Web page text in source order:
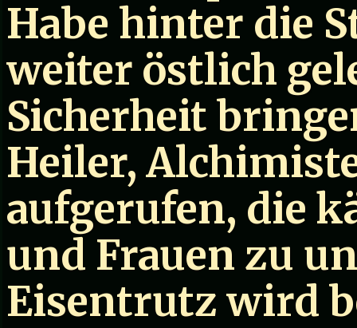
Habe hinter die
weiter östlich
Sicherheit
Heiler,
aufgerufen, die
und Frauen zu
Eisentrutz wird